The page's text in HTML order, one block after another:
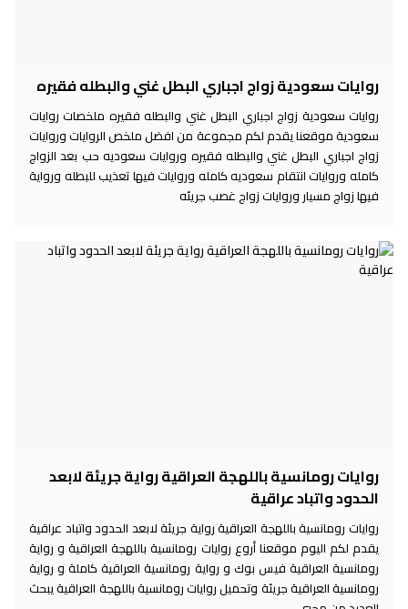
روايات سعودية زواج اجباري البطل غني والبطله فقيره
روايات سعودية زواج اجباري البطل غني والبطله فقيره ملخصات روايات
سعودية موقعنا يقدم لكم مجموعة من افضل ملخص الروايات وروايات
زواج اجباري البطل غني والبطله فقيره وروايات سعوديه حب بعد الزواج
كامله وروايات انتقام سعوديه كامله وروايات فيها تعذيب للبطله ورواية
فيها زواج مسيار وروايات زواج غصب جريئه
روايات رومانسية باللهجة العراقية رواية جريئة لابعد
الحدود واتباد عراقية
روايات رومانسية باللهجة العراقية رواية جريئة لابعد الحدود واتباد عراقية
يقدم لكم اليوم موقعنا أروع روايات رومانسية باللهجة العراقية و رواية
رومانسية العراقية فيس بوك و رواية رومانسية العراقية كاملة و رواية
رومانسية العراقية جريئة وتحميل روايات رومانسية باللهجة العراقية يبحث